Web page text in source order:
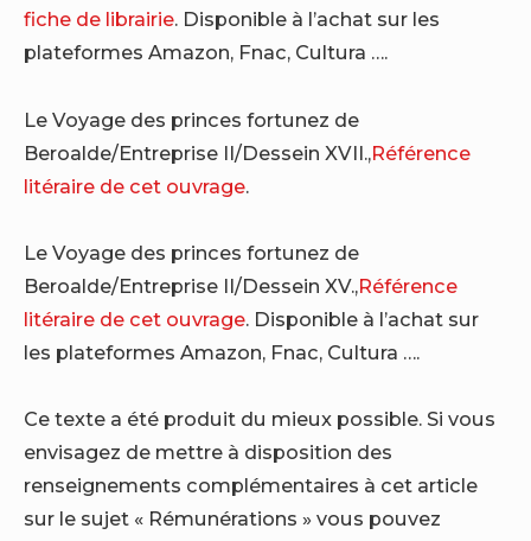
fiche de librairie. Disponible à l’achat sur les
plateformes Amazon, Fnac, Cultura ….
Le Voyage des princes fortunez de
Beroalde/Entreprise II/Dessein XVII.,Référence
litéraire de cet ouvrage.
Le Voyage des princes fortunez de
Beroalde/Entreprise II/Dessein XV.,Référence
litéraire de cet ouvrage. Disponible à l’achat sur
les plateformes Amazon, Fnac, Cultura ….
Ce texte a été produit du mieux possible. Si vous
envisagez de mettre à disposition des
renseignements complémentaires à cet article
sur le sujet « Rémunérations » vous pouvez